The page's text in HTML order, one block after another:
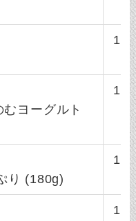
123
ヨーグルト
142
り (180g)
148
130